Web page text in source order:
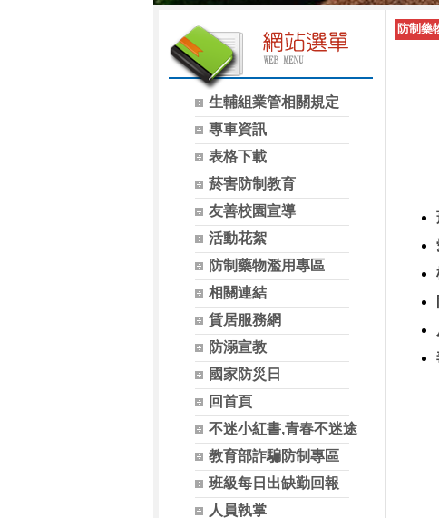
生輔組業管相關規定
專車資訊
表格下載
菸害防制教育
友善校園宣導
活動花絮
防制藥物濫用專區
相關連結
賃居服務網
防溺宣教
國家防災日
回首頁
不迷小紅書,青春不迷途
教育部詐騙防制專區
班級每日出缺勤回報
人員執掌
防制藥